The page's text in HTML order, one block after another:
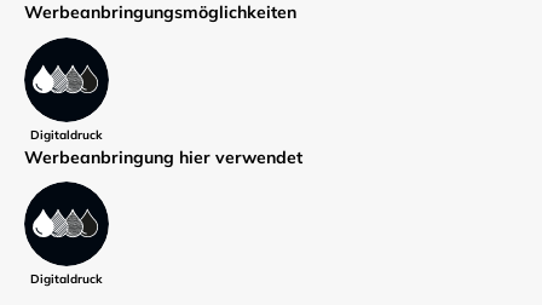
Werbe­anbringungs­möglich­keiten
Digitaldruck
Werbe­anbringung hier verwendet
Digitaldruck